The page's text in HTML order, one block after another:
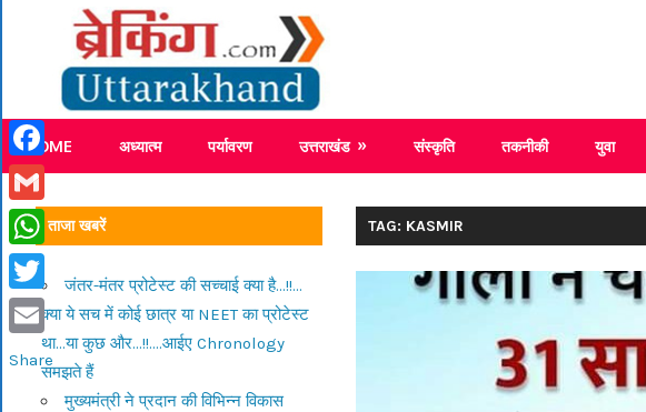
content
Breaking News Uttarakhand
HOME अध्यात्म पर्यावरण उत्तराखंड संस्कृति तकनीकी युवा
TAG: KASMIR
ताजा खबरें
जंतर-मंतर प्रोटेस्ट की सच्चाई क्या है…!!…
क्या ये सच में कोई छात्र या NEET का प्रोटेस्ट
था…या कुछ और…!!….आईए Chronology
समझते हैं
मुख्यमंत्री ने प्रदान की विभिन्न विकास
Facebook
Gmail
WhatsApp
Twitter
Email
Share